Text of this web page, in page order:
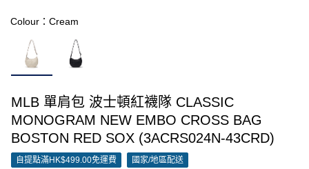
Colour：Cream
MLB 單肩包 波士頓紅襪隊 CLASSIC
MONOGRAM NEW EMBO CROSS BAG
BOSTON RED SOX (3ACRS024N-43CRD)
自提點滿HK$499.00免運費 國家/地區配送